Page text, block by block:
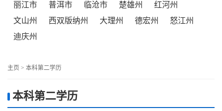
丽江市
普洱市 临沧市 楚雄州
红河州
文山州
西双版纳州 大理州 德宏州
怒江州
迪庆州
主页 > 本科第二学历
本科第二学历